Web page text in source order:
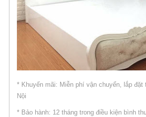
* Khuyến mãi: Miễn phí vận chuyển, lắp đặt
Nội
* Bảo hành: 12 tháng trong điều kiện bình